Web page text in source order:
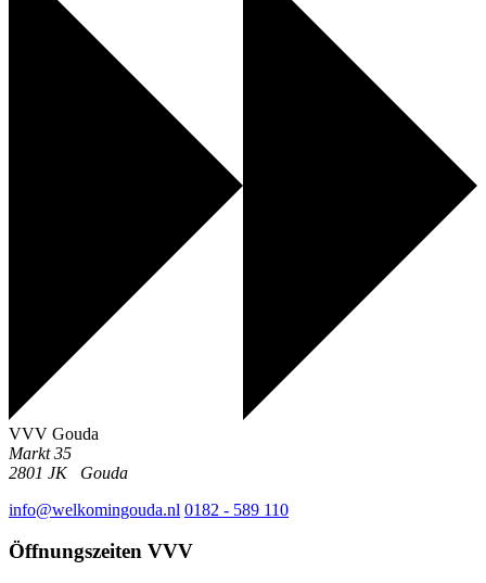
VVV Gouda
Markt 35
2801 JK
Gouda
info@welkomingouda.nl 0182 - 589 110
Öffnungszeiten VVV